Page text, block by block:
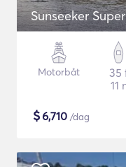
Sunseeker
Motorbåt
35
11
$6,710 /dag